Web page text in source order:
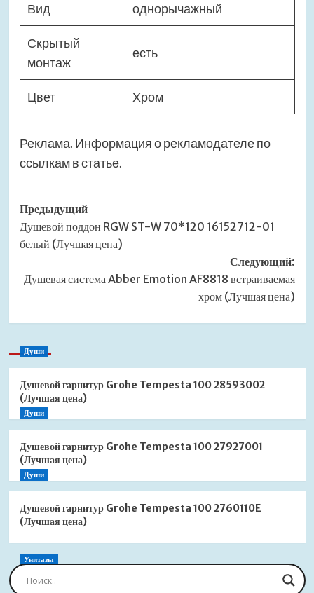
Вид однорычажный
Скрытый
монтаж
есть
Цвет Хром
Реклама. Информация о рекламодателе по
ссылкам в статье.
Навигация
записи
Предыдущий
Душевой поддон RGW ST-W 70*120 16152712-01
белый (Лучшая цена)
Следующий:
Душевая система Abber Emotion AF8818 встраиваемая
хром (Лучшая цена)
Души
Душевой гарнитур Grohe Tempesta 100 28593002
(Лучшая цена)
Души
Душевой гарнитур Grohe Tempesta 100 27927001
(Лучшая цена)
Души
Душевой гарнитур Grohe Tempesta 100 2760110E
(Лучшая цена)
Унитазы
Сиденье для унитаза Jacob Delafon Brive